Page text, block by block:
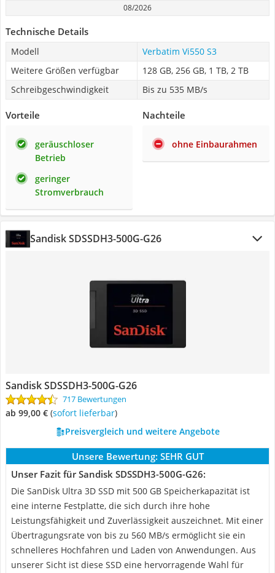
08/2026
Technische Details
Modell
Verbatim Vi550 S3
Weitere Größen verfügbar
128 GB, 256 GB, 1 TB, 2 TB
Schreibgeschwindigkeit
Bis zu 535 MB/s
Vorteile
geräuschloser
Betrieb
geringer
Stromverbrauch
Nachteile
ohne Einbaurahmen
Sandisk ‎SDSSDH3-500G-G26
Sandisk ‎SDSSDH3-500G-G26
717 Bewertungen
ab 99,00 € ( Sofort lieferbar)
Preisvergleich und weitere Angebote
Unsere Bewertung: SEHR GUT
Unser Fazit für Sandisk ‎SDSSDH3-500G-G26:
Die SanDisk Ultra 3D SSD mit 500 GB Speicherkapazität ist
eine interne Festplatte, die sich durch ihre hohe
Leistungsfähigkeit und Zuverlässigkeit auszeichnet. Mit einer
Übertragungsrate von bis zu 560 MB/s ermöglicht sie ein
schnelleres Hochfahren und Laden von Anwendungen. Aus
unserer Sicht ist diese SSD eine hervorragende Wahl für